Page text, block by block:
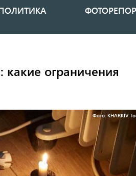
ограничения
Фото: KHARKIV